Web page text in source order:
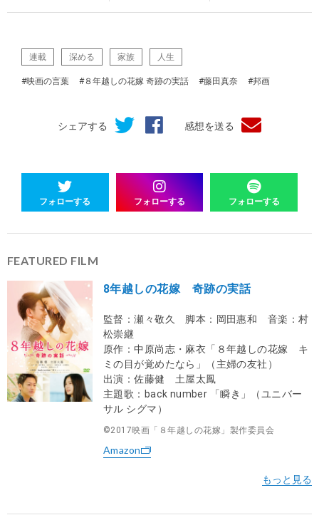
フォローする フォローする フォローする
連載 深める 家族 人生
#映画の言葉 #８年越しの花嫁 奇跡の実話 #藤田真奈 #邦画
シェアする 感想を送る
FEATURED FILM
8年越しの花嫁 奇跡の実話
監督：瀬々敬久 脚本：岡田惠和 音楽：村
松崇継
原作：中原尚志・麻衣「８年越しの花嫁 キ
ミの目が覚めたなら」（主婦の友社）
出演：佐藤健 土屋太鳳
主題歌：back number 「瞬き」（ユニバー
サル シグマ）
©2017映画「８年越しの花嫁」製作委員会
Amazon